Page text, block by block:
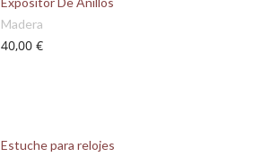
Madera
40,00 €
Estuche para relojes